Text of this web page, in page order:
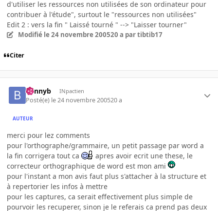
d'utiliser les ressources non utilisées de son ordinateur pour
contribuer à l'étude", surtout le "ressources non utilisées"
Edit 2 : vers la fin " Laissé tourné " --> "Laisser tourner"
Modifié le 24 novembre 200520 a par tibtib17
Citer
bennyb INpactien
Posté(e) le 24 novembre 200520 a
AUTEUR
merci pour lez comments
pour l'orthographe/grammaire, un petit passage par word a
la fin corrigera tout ca
apres avoir ecrit une these, le
correcteur orthographique de word est mon ami
pour l'instant a mon avis faut plus s'attacher à la structure et
à repertorier les infos à mettre
pour les captures, ca serait effectivement plus simple de
pourvoir les recuperer, sinon je le referais ca prend pas deux